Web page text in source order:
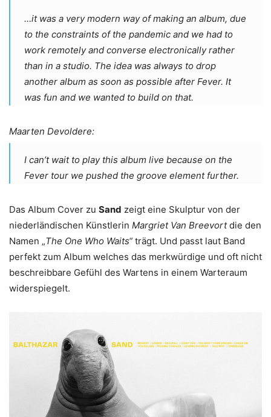
…it was a very modern way of making an album, due
to the constraints of the pandemic and we had to
work remotely and converse electronically rather
than in a studio. The idea was always to drop
another album as soon as possible after Fever. It
was fun and we wanted to build on that.
Maarten Devoldere:
I can’t wait to play this album live because on the
Fever tour we pushed the groove element further.
Das Album Cover zu Sand zeigt eine Skulptur von der
niederländischen Künstlerin Margriet Van Breevortdie den
Namen „The One Who Waits“trägt. Und passt laut Band
perfekt zum Album welches das merkwürdige und oft nicht
beschreibbare Gefühl des Wartens in einem Warteraum
widerspiegelt.